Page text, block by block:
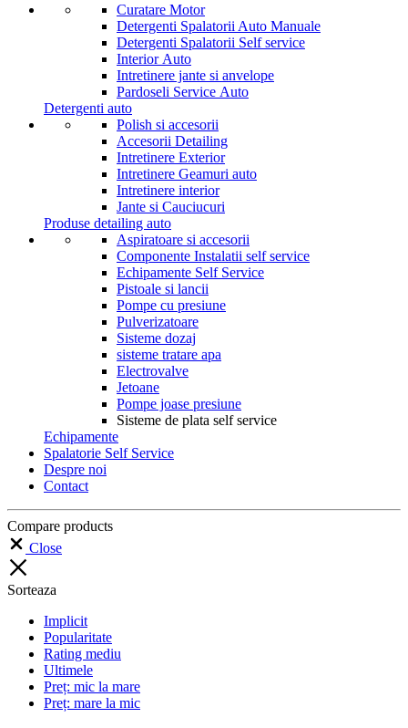
Curatare Motor
Detergenti Spalatorii Auto Manuale
Detergenti Spalatorii Self service
Interior Auto
Intretinere jante si anvelope
Pardoseli Service Auto
Detergenti auto
Polish si accesorii
Accesorii Detailing
Intretinere Exterior
Intretinere Geamuri auto
Intretinere interior
Jante si Cauciucuri
Produse detailing auto
Aspiratoare si accesorii
Componente Instalatii self service
Echipamente Self Service
Pistoale si lancii
Pompe cu presiune
Pulverizatoare
Sisteme dozaj
sisteme tratare apa
Electrovalve
Jetoane
Pompe joase presiune
Sisteme de plata self service
Echipamente
Spalatorie Self Service
Despre noi
Contact
Compare products
Close
Sorteaza
Implicit
Popularitate
Rating mediu
Ultimele
Preț: mic la mare
Preț: mare la mic